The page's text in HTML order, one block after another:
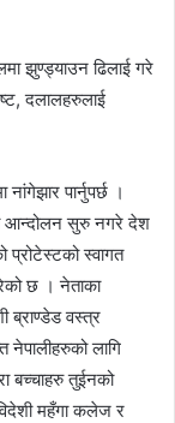
झुण्ड्याउन ढिलाई गरे
दलालहरुलाई
पार्नुपर्छ ।
आन्दोलन सुरु नगरे देश
प्रोटेस्टको स्वागत
छ । नेताका
ब्राण्डेड वस्त्र
लागि
बच्चाहरु तुईनको
महँगा कलेज र